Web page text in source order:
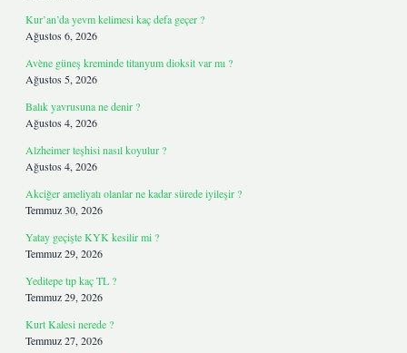
Kur’an’da yevm kelimesi kaç defa geçer ?
Ağustos 6, 2026
Avène güneş kreminde titanyum dioksit var mı ?
Ağustos 5, 2026
Balık yavrusuna ne denir ?
Ağustos 4, 2026
Alzheimer teşhisi nasıl koyulur ?
Ağustos 4, 2026
Akciğer ameliyatı olanlar ne kadar sürede iyileşir ?
Temmuz 30, 2026
Yatay geçişte KYK kesilir mi ?
Temmuz 29, 2026
Yeditepe tıp kaç TL ?
Temmuz 29, 2026
Kurt Kalesi nerede ?
Temmuz 27, 2026